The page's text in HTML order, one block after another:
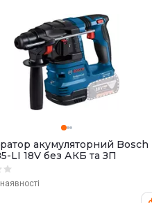
акумуляторний Bosch
LI 18V без АКБ та ЗП